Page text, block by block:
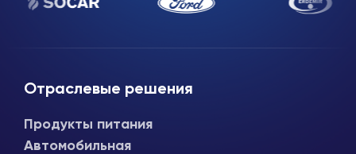
Отраслевые решения
Продукты питания
Автомобильная